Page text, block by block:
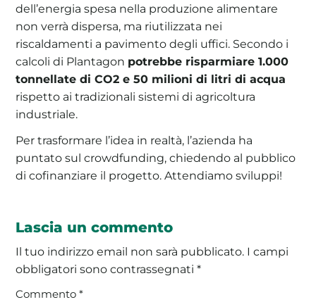
dell’energia spesa nella produzione alimentare
non verrà dispersa, ma riutilizzata nei
riscaldamenti a pavimento degli uffici. Secondo i
calcoli di Plantagon potrebbe risparmiare 1.000
tonnellate di CO2 e 50 milioni di litri di acqua
rispetto ai tradizionali sistemi di agricoltura
industriale.
Per trasformare l’idea in realtà, l’azienda ha
puntato sul crowdfunding, chiedendo al pubblico
di cofinanziare il progetto. Attendiamo sviluppi!
Lascia un commento
Il tuo indirizzo email non sarà pubblicato. I campi
obbligatori sono contrassegnati*
Commento*